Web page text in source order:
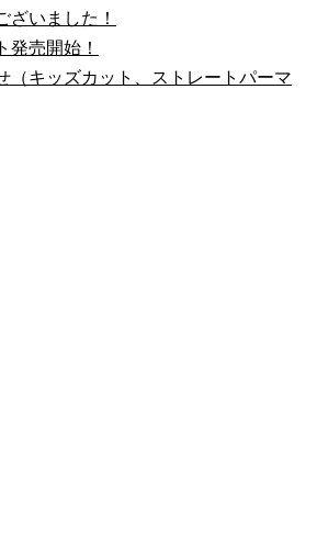
ざいました！
発売開始！
（キッズカット、ストレートパーマ